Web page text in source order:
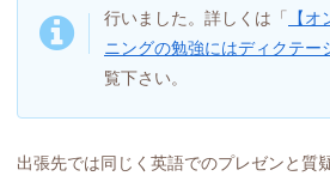
行いました。詳しくは「
【
ニングの勉強にはディクテー
覧下さい。
出張先では同じく英語でのプレゼンと質